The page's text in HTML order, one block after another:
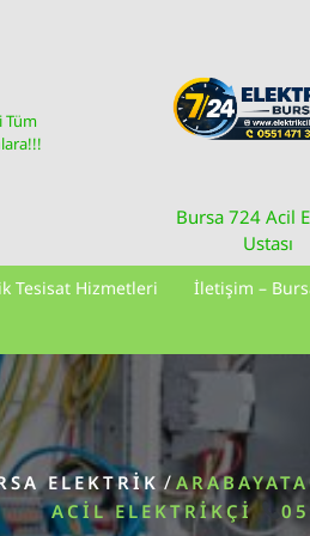
Tüm
Bursa 724 Acil
Ustası
Tesisat Hizmetleri
İletişim –
ELEKTRIK /
ACIL ELEKTRIKÇI